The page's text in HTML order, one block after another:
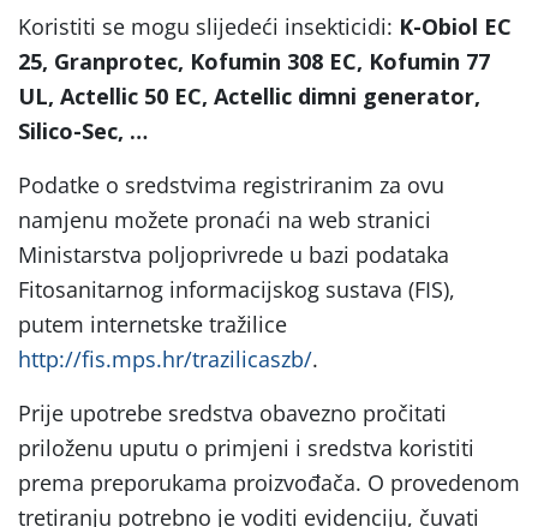
Koristiti se mogu slijedeći insekticidi: K-Obiol EC
25, Granprotec, Kofumin 308 EC, Kofumin 77
UL, Actellic 50 EC, Actellic dimni generator,
Silico-Sec, …
Podatke o sredstvima registriranim za ovu
namjenu možete pronaći na web stranici
Ministarstva poljoprivrede u bazi podataka
Fitosanitarnog informacijskog sustava (FIS),
putem internetske tražilice
http://fis.mps.hr/trazilicaszb/.
Prije upotrebe sredstva obavezno pročitati
priloženu uputu o primjeni i sredstva koristiti
prema preporukama proizvođača. O provedenom
tretiranju potrebno je voditi evidenciju, čuvati